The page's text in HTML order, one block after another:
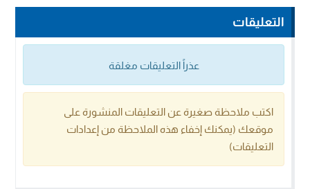
التعليقات
عذراً التعليقات مغلقة
اكتب ملاحظة صغيرة عن التعليقات المنشورة على
موقعك (يمكنك إخفاء هذه الملاحظة من إعدادات
التعليقات)